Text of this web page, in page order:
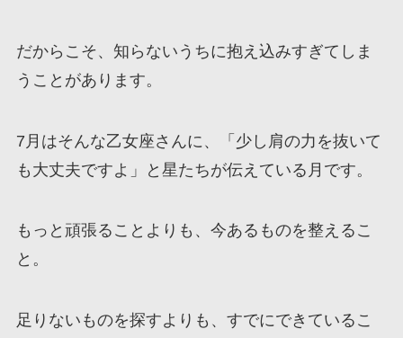
だからこそ、知らないうちに抱え込みすぎてしま
うことがあります。
7月はそんな乙女座さんに、「少し肩の力を抜いて
も大丈夫ですよ」と星たちが伝えている月です。
もっと頑張ることよりも、今あるものを整えるこ
と。
足りないものを探すよりも、すでにできているこ